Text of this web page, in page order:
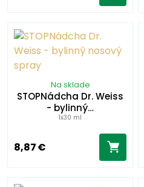
Na sklade
STOPNádcha Dr. Weiss
- bylinný…
1x30 ml
8,87 €